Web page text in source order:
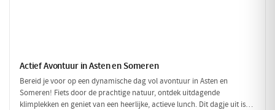
Actief Avontuur in Asten en Someren
Bereid je voor op een dynamische dag vol avontuur in Asten en
Someren! Fiets door de prachtige natuur, ontdek uitdagende
klimplekken en geniet van een heerlijke, actieve lunch. Dit dagje uit is